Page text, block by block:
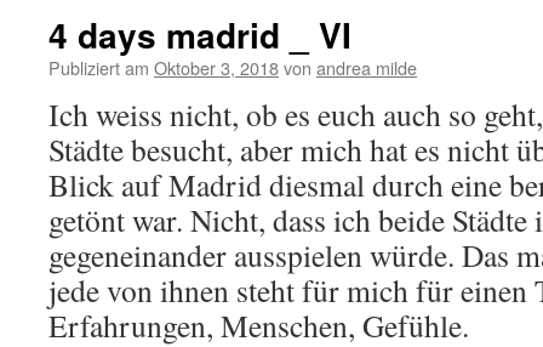
4 days madrid _ VI
Publiziert am Oktober 3, 2018von andrea milde
Ich weiss nicht, ob es euch auch so
Städte besucht, aber mich hat es nicht
Blick auf Madrid diesmal durch eine
getönt war. Nicht, dass ich beide
gegeneinander ausspielen würde. Das
jede von ihnen steht für mich für einen
Erfahrungen, Menschen, Gefühle.